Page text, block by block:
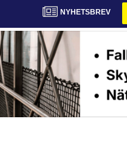
NYHETSBREV